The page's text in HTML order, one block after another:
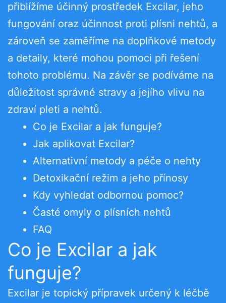
přiblížíme účinný prostředek Excilar, jeho
fungování oraz účinnost proti plísni nehtů, a
zároveň se zaměříme na doplňkové metody
a detaily, které mohou pomoci při řešení
tohoto problému. Na závěr se podíváme na
důležitost správné stravy a jejího vlivu na
zdraví pleti a nehtů.
Co je Excilar a jak funguje?
Jak aplikovat Excilar?
Alternativní metody a péče o nehty
Detoxikační režim a jeho přínosy
Kdy vyhledat odbornou pomoc?
Časté omyly o plísních nehtů
FAQ
Co je Excilar a jak
funguje?
Excilar je topický přípravek určený k léčbě